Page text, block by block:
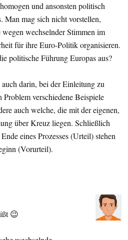
und ansonsten politisch
Man mag sich nicht vorstellen,
wechselnder Stimmen im
für ihre Euro-Politik organisieren.
politische Führung Europas aus?
darin, bei der Einleitung zu
Problem verschiedene Beispiele
auch welche, die mit der eigenen,
über Kreuz liegen. Schließlich
eines Prozesses (Urteil) stehen
(Vorurteil).
😉